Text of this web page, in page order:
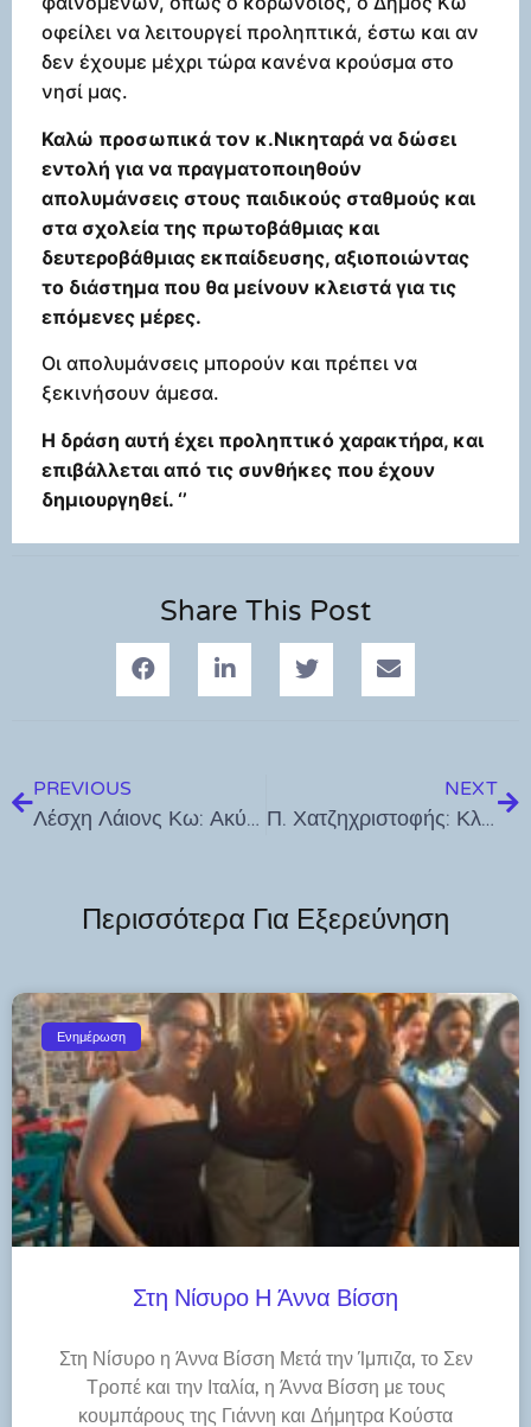
οφείλει να λειτουργεί προληπτικά, έστω και αν
δεν έχουμε μέχρι τώρα κανένα κρούσμα στο
νησί μας.
Καλώ προσωπικά τον κ.Νικηταρά να δώσει
εντολή για να πραγματοποιηθούν
απολυμάνσεις στους παιδικούς σταθμούς και
στα σχολεία της πρωτοβάθμιας και
δευτεροβάθμιας εκπαίδευσης, αξιοποιώντας
το διάστημα που θα μείνουν κλειστά για τις
επόμενες μέρες.
Οι απολυμάνσεις μπορούν και πρέπει να
ξεκινήσουν άμεσα.
Η δράση αυτή έχει προληπτικό χαρακτήρα, και
επιβάλλεται από τις συνθήκες που έχουν
δημιουργηθεί. ‘’
Share This Post
PREVIOUS
Λέσχη Λάιονς Κω: Ακύρωση εκδηλώσεων
NEXT
Π. Χατζηχριστοφής: Κλείνουν για 2 εβδομάδες οι Δημοτικοί Βρεφονηπιακοί Σταθμοί
Περισσότερα Για Εξερεύνηση
Ενημέρωση
Στη Νίσυρο Η Άννα Βίσση
Στη Νίσυρο η Άννα Βίσση Μετά την Ίμπιζα, το Σεν
Τροπέ και την Ιταλία, η Άννα Βίσση με τους
κουμπάρους της Γιάννη και Δήμητρα Κούστα